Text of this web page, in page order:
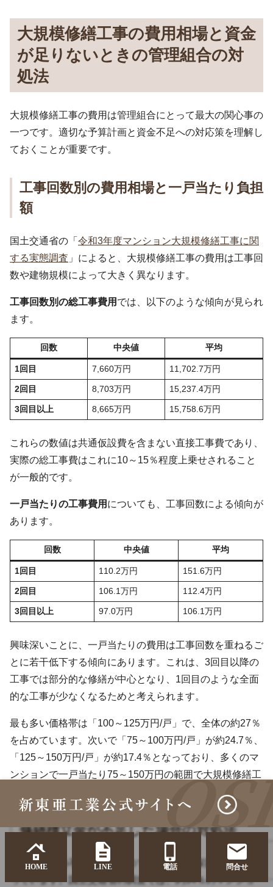
大規模修繕工事の費用相場と資金
が足りないときの管理組合の対
処法
大規模修繕工事の費用は管理組合にとって最大の関心事の
一つです。適切な予算計画と資金不足への対応策を理解し
ておくことが重要です。
工事回数別の費用相場と一戸当たり負担
額
国土交通省の「 令和3年度マンション大規模修繕工事に関
する実態調査 」によると、大規模修繕工事の費用は工事回
数や建物規模によって大きく異なります。
工事回数別の総工事費用 では、以下のような傾向が見られ
ます。
回数 中央値 平均
1回目 7,660万円 11,702.7万円
2回目 8,703万円 15,237.4万円
3回目以上 8,665万円 15,758.6万円
これらの数値は共通仮設費を含まない直接工事費であり、
実際の総工事費はこれに10～15％程度上乗せされること
が一般的です。
一戸当たりの工事費用 についても、工事回数による傾向が
あります。
回数 中央値 平均
1回目 110.2万円 151.6万円
2回目 106.1万円 112.4万円
3回目以上 97.0万円 106.1万円
興味深いことに、一戸当たりの費用は工事回数を重ねるご
とに若干低下する傾向にあります。これは、3回目以降の
工事では部分的な修繕が中心となり、1回目のような全面
的な工事が少なくなるためと考えられます。
最も多い価格帯は「100～125万円/戸」で、全体の約27％
を占めています。次いで「75～100万円/戸」が約24.7％、
「125～150万円/戸」が約17.4％となっており、多くのマ
ンションで一戸当たり75～150万円の範囲で大規模修繕工
修繕積立金が不足した場合の対処法
修繕積立金の不足は、多くのマンションで深刻な問題とな
っています。国土交通省の調査では、約34％のマンショ
HOME LINE 電話 問合せ